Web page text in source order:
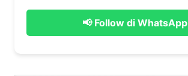
📢 Follow di WhatsApp